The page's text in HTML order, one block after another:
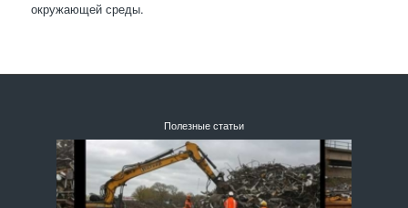
окружающей среды.
Полезные статьи